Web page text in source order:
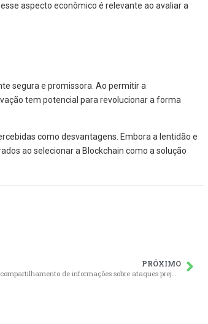
aspecto econômico é relevante ao avaliar a
segura e promissora. Ao permitir a
tem potencial para revolucionar a forma
como desvantagens. Embora a lentidão e
ao selecionar a Blockchain como a solução
PRÓXIMO